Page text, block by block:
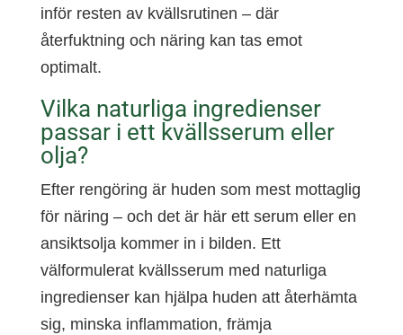
inför resten av kvällsrutinen – där
återfuktning och näring kan tas emot
optimalt.
Vilka naturliga ingredienser
passar i ett kvällsserum eller
olja?
Efter rengöring är huden som mest mottaglig
för näring – och det är här ett serum eller en
ansiktsolja kommer in i bilden. Ett
välformulerat kvällsserum med naturliga
ingredienser kan hjälpa huden att återhämta
sig, minska inflammation, främja